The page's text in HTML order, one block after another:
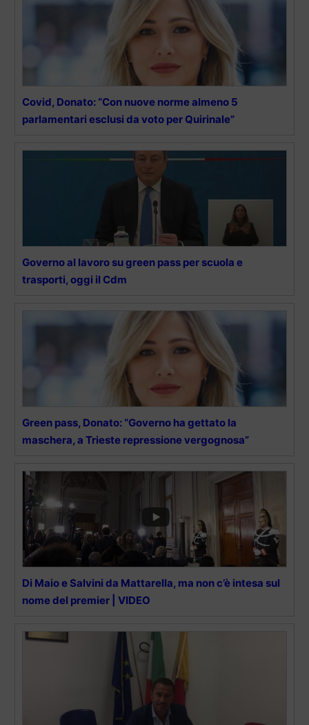
Covid, Donato: “Con nuove norme almeno 5
parlamentari esclusi da voto per Quirinale”
Governo al lavoro su green pass per scuola e
trasporti, oggi il Cdm
Green pass, Donato: “Governo ha gettato la
maschera, a Trieste repressione vergognosa”
Di Maio e Salvini da Mattarella, ma non c’è intesa sul
nome del premier | VIDEO